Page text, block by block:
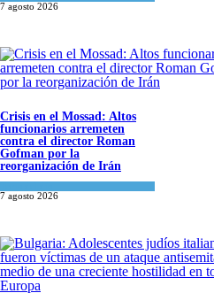
7 agosto 2026
Crisis en el Mossad: Altos
funcionarios arremeten
contra el director Roman
Gofman por la
reorganización de Irán
7 agosto 2026